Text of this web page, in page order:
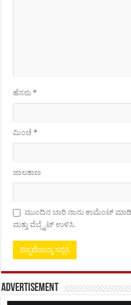
ಹೆಸರು*
ಮಿಂಚೆ*
ಜಾಲತಾಣ
ಮುಂದಿನ ಬಾರಿ ನಾನು ಕಾಮೆಂಟ್
ಮತ್ತು ವೆಬ್ಸೈಟ್ ಉಳಿಸಿ.
Advertisement